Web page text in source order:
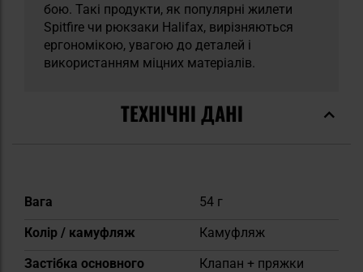
бою. Такі продукти, як популярні жилети
Spitfire чи рюкзаки Halifax, вирізняються
ергономікою, увагою до деталей і
використанням міцних матеріалів.
ТЕХНІЧНІ ДАНІ
Докладніше
Вага
54 г
Колір / камуфляж
Камуфляж
Застібка основного
Клапан + пряжки